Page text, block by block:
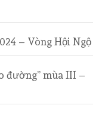
– Vòng Hội Ngộ
đường” mùa III –